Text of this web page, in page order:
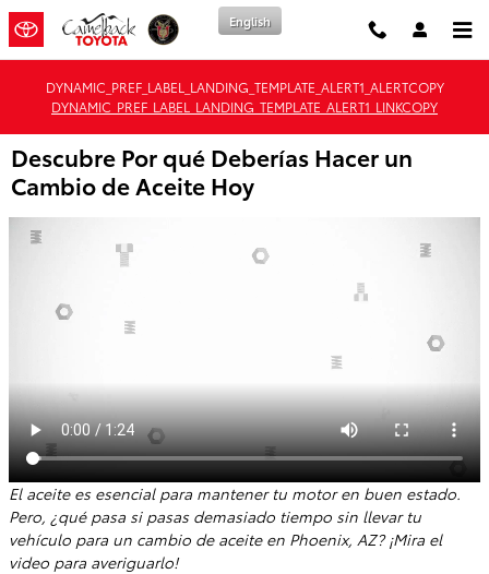
Saltar al contenido principal English
DYNAMIC_PREF_LABEL_LANDING_TEMPLATE_ALERT1_ALERTCOPY
DYNAMIC_PREF_LABEL_LANDING_TEMPLATE_ALERT1_LINKCOPY
Descubre Por qué Deberías Hacer un
Cambio de Aceite Hoy
El aceite es esencial para mantener tu motor en buen estado.
Pero, ¿qué pasa si pasas demasiado tiempo sin llevar tu
vehículo para un cambio de aceite en Phoenix, AZ? ¡Mira el
video para averiguarlo!